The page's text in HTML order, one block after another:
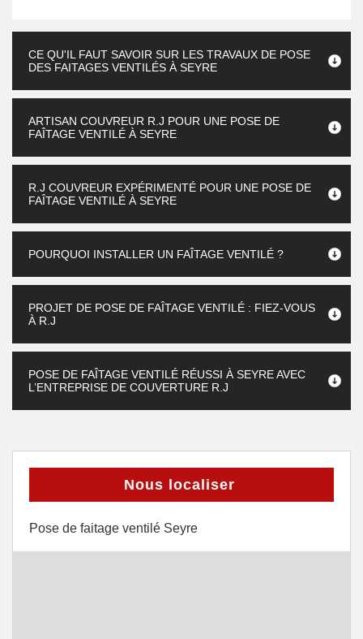
CE QU'IL FAUT SAVOIR SUR LES TRAVAUX DE POSE
DES FAITAGES VENTILÉS À SEYRE
ARTISAN COUVREUR R.J POUR UNE POSE DE
FAÎTAGE VENTILÉ À SEYRE
R.J COUVREUR EXPÉRIMENTÉ POUR UNE POSE DE
FAÎTAGE VENTILÉ À SEYRE
POURQUOI INSTALLER UN FAÎTAGE VENTILÉ ?
PROJET DE POSE DE FAÎTAGE VENTILÉ : FIEZ-VOUS
À R.J
POSE DE FAÎTAGE VENTILÉ RÉUSSI À SEYRE AVEC
L’ENTREPRISE DE COUVERTURE R.J
Nous localiser
Pose de faitage ventilé Seyre